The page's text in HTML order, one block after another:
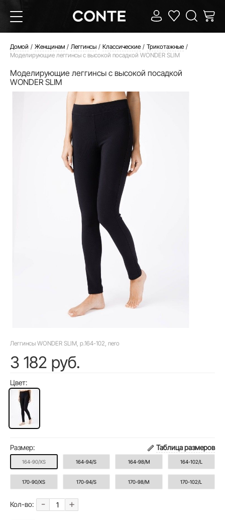
Домой Женщинам Леггинсы Классические
Трикотажные
Моделирующие леггинсы с высокой посадкой WONDER SLIM
Моделирующие леггинсы с высокой посадкой
WONDER SLIM
Леггинсы WONDER SLIM, р.164-102, nero
3 182 руб.
Цвет:
Размер: Таблица размеров
164-90/XS 164-94/S 164-98/M 164-102/L
170-90/XS 170-94/S 170-98/M 170-102/L
Кол-во: - +